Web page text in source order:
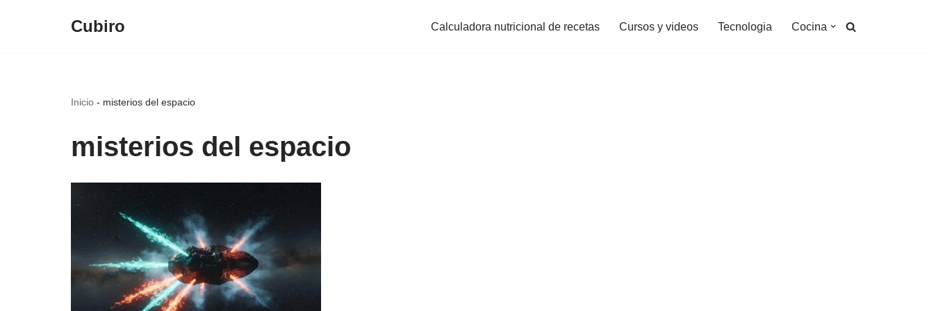
Cubiro Calculadora nutricional de recetas Cursos y videos Tecnologia Cocina
Inicio - misterios del espacio
misterios del espacio